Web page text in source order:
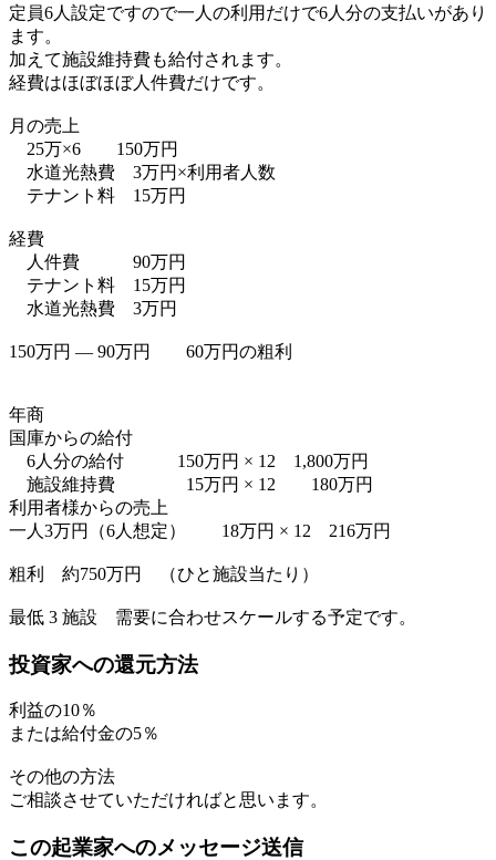
定員6人設定ですので一人の利用だけで6人分の支払いがあり
ます。
加えて施設維持費も給付されます。
経費はほぼほぼ人件費だけです。
月の売上
25万×6 150万円
水道光熱費 3万円×利用者人数
テナント料 15万円
経費
人件費 90万円
テナント料 15万円
水道光熱費 3万円
150万円 ― 90万円 60万円の粗利
年商
国庫からの給付
6人分の給付 150万円 × 12 1,800万円
施設維持費 15万円 × 12 180万円
利用者様からの売上
一人3万円（6人想定） 18万円 × 12 216万円
粗利 約750万円 （ひと施設当たり）
最低 3 施設 需要に合わせスケールする予定です。
投資家への還元方法
利益の10％
または給付金の5％
その他の方法
ご相談させていただければと思います。
この起業家へのメッセージ送信